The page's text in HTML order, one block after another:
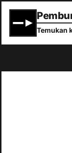
Temukan